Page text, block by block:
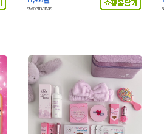
sweetnanas